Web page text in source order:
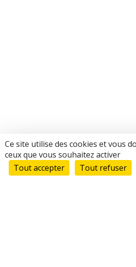
Ce site utilise des cookies et vous
ceux que vous souhaitez activer
Tout accepter
Tout refuser